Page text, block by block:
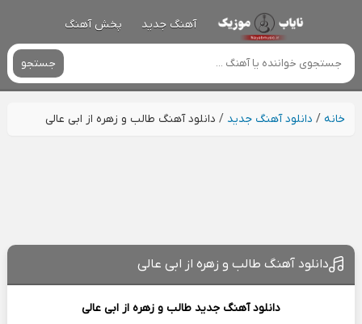
آهنگ جدید پخش آهنگ
جستجو
خانه/ دانلود آهنگ جدید / دانلود آهنگ طالب و زهره از ابی عالی
دانلود آهنگ طالب و زهره از ابی عالی
دانلود آهنگ جدید طالب و زهره از ابی عالی